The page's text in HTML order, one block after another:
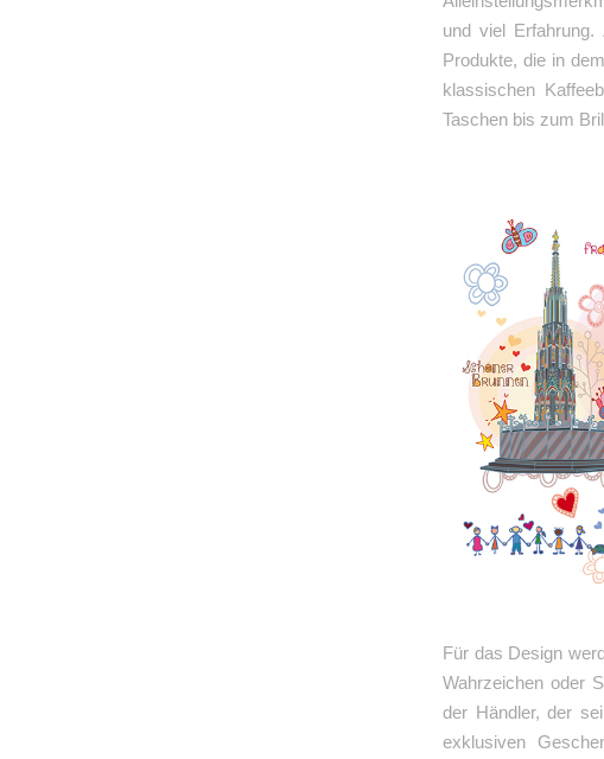
und viel Erfahrung.
Produkte, die in
klassischen
Taschen bis zum
Für das Design
Wahrzeichen oder
der Händler, der
exklusiven